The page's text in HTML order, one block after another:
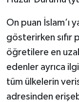
On puan İslam’ı
gösterirken sıfır
öğretilere en
edenler ayrıca
tüm ülkelerin
adresinden